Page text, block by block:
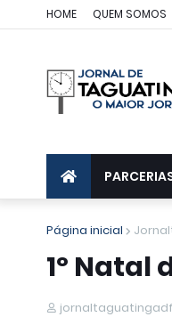
HOME QUEM SOMOS
Página inicial
1º Natal
jornaltaguatingadf